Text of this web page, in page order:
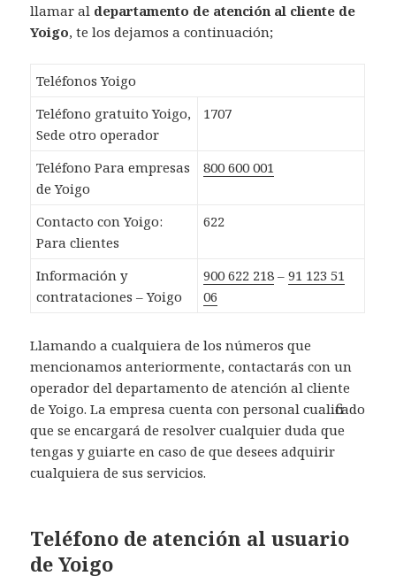
llamar al departamento de atención al cliente de
Yoigo, te los dejamos a continuación;
Teléfonos Yoigo
Teléfono gratuito Yoigo,
Sede otro operador
1707
Teléfono Para empresas
de Yoigo
800 600 001
Contacto con Yoigo:
Para clientes
622
Información y
contrataciones – Yoigo
900 622 218 –91 123 51
06
Llamando a cualquiera de los números que
mencionamos anteriormente, contactarás con un
operador del departamento de atención al cliente
de Yoigo. La empresa cuenta con personal cualificado
que se encargará de resolver cualquier duda que
tengas y guiarte en caso de que desees adquirir
cualquiera de sus servicios.
Teléfono de atención al usuario
de Yoigo